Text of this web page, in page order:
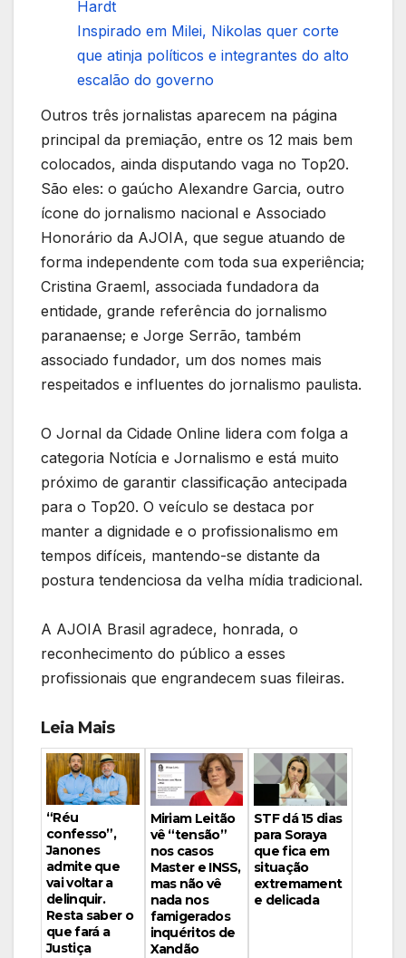
Hardt
Inspirado em Milei, Nikolas quer corte
que atinja políticos e integrantes do alto
escalão do governo
Outros três jornalistas aparecem na página
principal da premiação, entre os 12 mais bem
colocados, ainda disputando vaga no Top20.
São eles: o gaúcho Alexandre Garcia, outro
ícone do jornalismo nacional e Associado
Honorário da AJOIA, que segue atuando de
forma independente com toda sua experiência;
Cristina Graeml, associada fundadora da
entidade, grande referência do jornalismo
paranaense; e Jorge Serrão, também
associado fundador, um dos nomes mais
respeitados e influentes do jornalismo paulista.
O Jornal da Cidade Online lidera com folga a
categoria Notícia e Jornalismo e está muito
próximo de garantir classificação antecipada
para o Top20. O veículo se destaca por
manter a dignidade e o profissionalismo em
tempos difíceis, mantendo-se distante da
postura tendenciosa da velha mídia tradicional.
A AJOIA Brasil agradece, honrada, o
reconhecimento do público a esses
profissionais que engrandecem suas fileiras.
Leia Mais
“Réu
confesso”,
Janones
admite que
vai voltar a
delinquir.
Resta saber o
que fará a
Justiça
Miriam Leitão
vê “tensão”
nos casos
Master e INSS,
mas não vê
nada nos
famigerados
inquéritos de
Xandão
STF dá 15 dias
para Soraya
que fica em
situação
extremament
e delicada